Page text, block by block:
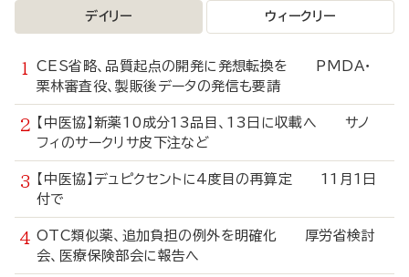
デイリー ウィークリー
CES省略、品質起点の開発に発想転換を PMDA・
栗林審査役、製販後データの発信も要請
【中医協】新薬10成分13品目、13日に収載へ サノ
フィのサークリサ皮下注など
【中医協】デュピクセントに4度目の再算定 11月1日
付で
OTC類似薬、追加負担の例外を明確化 厚労省検討
会、医療保険部会に報告へ